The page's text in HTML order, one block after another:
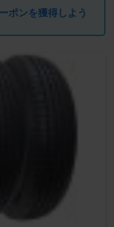
ポンを獲得しよう